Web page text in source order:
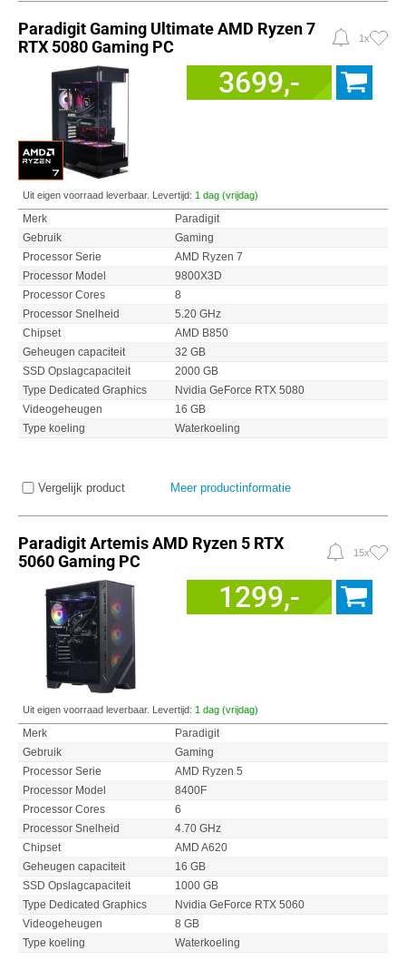
Paradigit Gaming Ultimate AMD Ryzen 7
RTX 5080 Gaming PC
1x
3699,-
Uit eigen voorraad leverbaar. Levertijd: 1 dag (vrijdag)
Merk
Paradigit
Gebruik
Gaming
Processor Serie
AMD Ryzen 7
Processor Model
9800X3D
Processor Cores
8
Processor Snelheid
5.20 GHz
Chipset
AMD B850
Geheugen capaciteit
32 GB
SSD Opslagcapaciteit
2000 GB
Type Dedicated Graphics
Nvidia GeForce RTX 5080
Videogeheugen
16 GB
Type koeling
Waterkoeling
Vergelijk product Meer productinformatie
Paradigit Artemis AMD Ryzen 5 RTX
5060 Gaming PC
15x
1299,-
Uit eigen voorraad leverbaar. Levertijd: 1 dag (vrijdag)
Merk
Paradigit
Gebruik
Gaming
Processor Serie
AMD Ryzen 5
Processor Model
8400F
Processor Cores
6
Processor Snelheid
4.70 GHz
Chipset
AMD A620
Geheugen capaciteit
16 GB
SSD Opslagcapaciteit
1000 GB
Type Dedicated Graphics
Nvidia GeForce RTX 5060
Videogeheugen
8 GB
Type koeling
Waterkoeling